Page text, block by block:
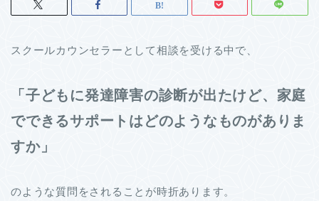
スクールカウンセラーとして相談を受ける中で、
「子どもに発達障害の診断が出たけど、家庭
でできるサポートはどのようなものがありま
すか」
のような質問をされることが時折あります。